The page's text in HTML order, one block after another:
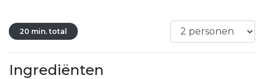
20 min. total
Ingrediënten